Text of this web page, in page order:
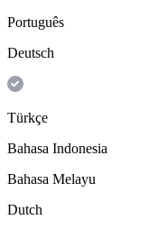
Português
Deutsch
Türkçe
Bahasa Indonesia
Bahasa Melayu
Dutch